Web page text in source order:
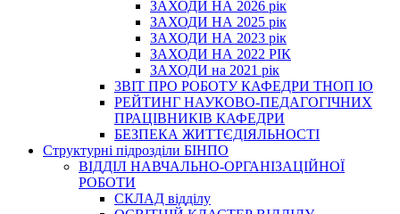
ЗАХОДИ НА 2026 рік
ЗАХОДИ НА 2025 рік
ЗАХОДИ НА 2023 рік
ЗАХОДИ НА 2022 РІК
ЗАХОДИ на 2021 рік
3BIT ПРО РОБОТУ КАФЕДРИ ТНОП ІО
РЕЙТИНГ НАУКОВО-ПЕДАГОГІЧНИХ
ПРАЦІВНИКІВ КАФЕДРИ
БЕЗПЕКА ЖИТТЄДІЯЛЬНОСТІ
Структурні підрозділи БІНПО
ВІДДІЛ НАВЧАЛЬНО-ОРГАНІЗАЦІЙНОЇ
РОБОТИ
СКЛАД відділу